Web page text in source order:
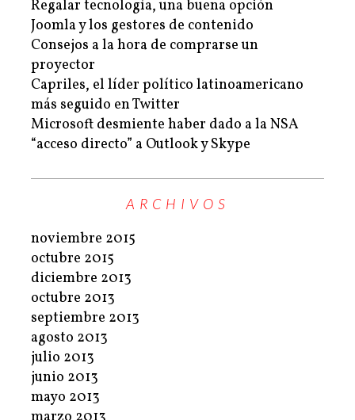
Regalar tecnología, una buena opción
Joomla y los gestores de contenido
Consejos a la hora de comprarse un
proyector
Capriles, el líder político latinoamericano
más seguido en Twitter
Microsoft desmiente haber dado a la NSA
“acceso directo” a Outlook y Skype
ARCHIVOS
noviembre 2015
octubre 2015
diciembre 2013
octubre 2013
septiembre 2013
agosto 2013
julio 2013
junio 2013
mayo 2013